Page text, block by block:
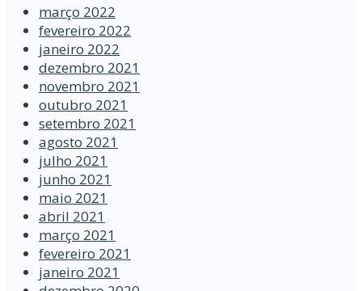
março 2022
fevereiro 2022
janeiro 2022
dezembro 2021
novembro 2021
outubro 2021
setembro 2021
agosto 2021
julho 2021
junho 2021
maio 2021
abril 2021
março 2021
fevereiro 2021
janeiro 2021